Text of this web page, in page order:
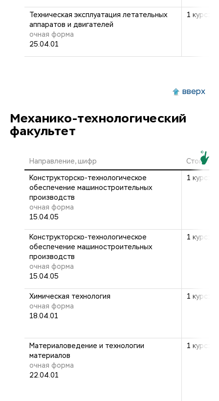
Техническая эксплуатация летательных
аппаратов и двигателей
очная форма
25.04.01
1 курс:
вверх
Механико-технологический
факультет
Направление, шифр
Конструкторско-технологическое
обеспечение машиностроительных
производств
очная форма
15.04.05
1 курс:
Конструкторско-технологическое
обеспечение машиностроительных
производств
очная форма
15.04.05
1 курс:
Химическая технология
очная форма
18.04.01
1 курс:
Материаловедение и технологии
материалов
очная форма
22.04.01
1 курс: